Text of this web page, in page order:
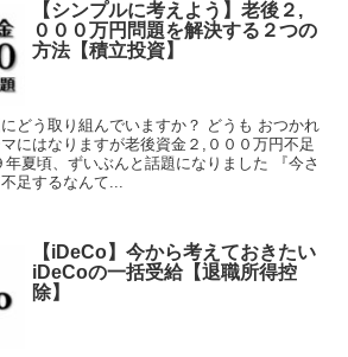
【シンプルに考えよう】老後２,
０００万円問題を解決する２つの
方法【積立投資】
どう取り組んでいますか？ どうも おつかれ
にはなりますが老後資金２,０００万円不足
夏頃、ずいぶんと話題になりました 『今さ
足するなんて...
【iDeCo】今から考えておきたい
iDeCoの一括受給【退職所得控
除】